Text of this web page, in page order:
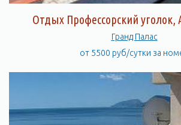
Отдых Профессорский уголок,
Гранд Палас
от 5500 руб/сутки за